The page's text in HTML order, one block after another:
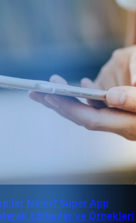
Neler? Super App
Edilenler ve Örnekleri